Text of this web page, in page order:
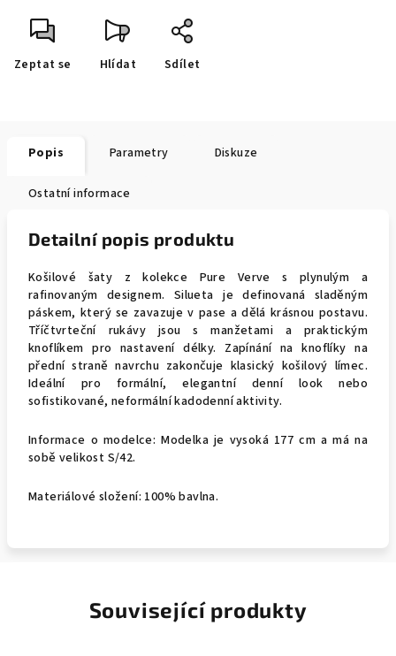
Zeptat se Hlídat Sdílet
Popis Parametry Diskuze
Ostatní informace
Detailní popis produktu
Košilové šaty z kolekce Pure Verve s plynulým a
rafinovaným designem. Silueta je definovaná sladěným
páskem, který se zavazuje v pase a dělá krásnou postavu.
Tříčtvrteční rukávy jsou s manžetami a praktickým
knoflíkem pro nastavení délky. Zapínání na knoflíky na
přední straně navrchu zakončuje klasický košilový límec.
Ideální pro formální, elegantní denní look nebo
sofistikované, neformální kadodenní aktivity.
Informace o modelce: Modelka je vysoká 177 cm a má na
sobě velikost S/42.
Materiálové složení: 100% bavlna.
Související produkty